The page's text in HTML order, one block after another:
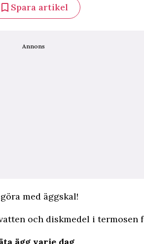
Spara artikel
Annons
med äggskal!
och diskmedel i termosen